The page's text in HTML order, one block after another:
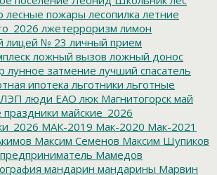
лесные пожары лесопилка летние
лжетерроризм лимон
лицей № 23 личный прием
ложный вызов ложный донос
лунное затмение лучший спасатель
ипотека льготники льготные
ЛЭП люди ЕАО люк Магнитогорск май
праздники майские_2026
МАК-2019 Мак-2020 Мак-2021
Максим Семенов Максим Шупиков
Мамедов
мандарин мандарины Марвин